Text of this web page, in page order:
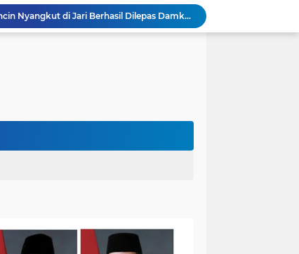
Viral,Buaya Muncul di Sungai Batanghari Pulau Kayu Aro, Sekdes: Lokasi di RT 07`
26 Menit Tuntas! Damkar Sungai Bahar Evakuasi Ular di Halaman Rumah Warga
Kapolres Muaro Jambi Dorong Penyelesaian Permasalahan PT SATU Melalui Dialog dan Kepastian Hukum